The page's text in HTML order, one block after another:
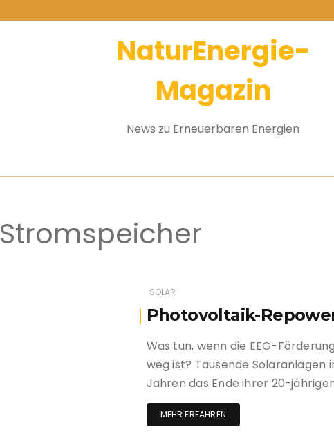
NaturEnergie-
Magazin
News zu Erneuerbaren Energien
Stromspeicher
SOLAR
Photovoltaik-
Was tun, wenn die EEG-
weg ist? Tausende Solaranlagen
Jahren das Ende ihrer 20-
MEHR ERFAHREN